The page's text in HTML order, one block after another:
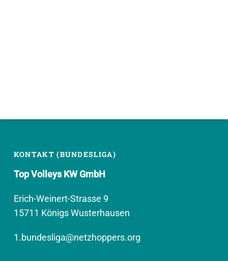
KONTAKT (BUNDESLIGA)
Top Volleys KW GmbH
Erich-Weinert-Strasse 9
15711 Königs Wusterhausen
1.bundesliga@netzhoppers.org